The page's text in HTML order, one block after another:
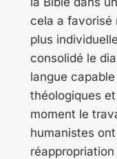
cela a favorisé
plus
consolidé le
langue
théologiques
moment le
humanistes